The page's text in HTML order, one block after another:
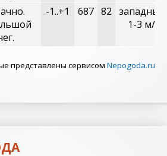
-1..+1 687 82 западный,
1-3 м/с
представлены сервисом Nepogoda.ru